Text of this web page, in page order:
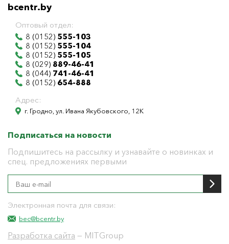
bcentr.by
Оптовый отдел:
8 (0152) 555-103
8 (0152) 555-104
8 (0152) 555-105
8 (029) 889-46-41
8 (044) 741-46-41
8 (0152) 654-888
Адрес:
г. Гродно, ул. Ивана Якубовского, 12К
Подписаться на новости
Подпишитесь на рассылку и узнавайте о новинках и
спец. предложениях первыми
Электронная почта для связи:
bec@bcentr.by
Разработка сайта — MITGroup